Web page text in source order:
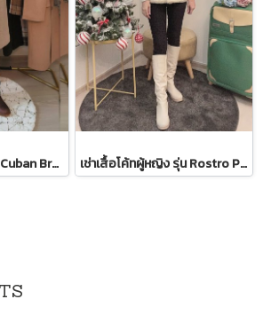
เช่าเสื้อโค้ทผู้ชาย รุ่น Cuban Brown Sand Double Breasted Coat 2107GCL1133FABR1 เช่าเสื้อโค้ทผู้หญิง รุ่น Rostro Palido Faux Fur Coat 2105GCF1059FAWH1